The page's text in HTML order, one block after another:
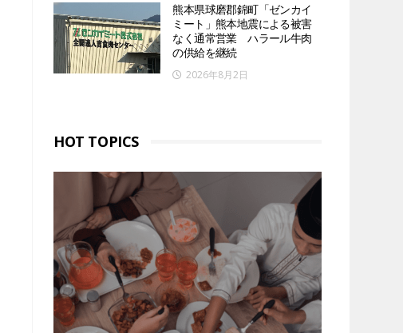
熊本県球磨郡錦町「ゼンカイ
ミート」熊本地震による被害
なく通常営業 ハラール牛肉
の供給を継続
2026年8月2日
HOT TOPICS